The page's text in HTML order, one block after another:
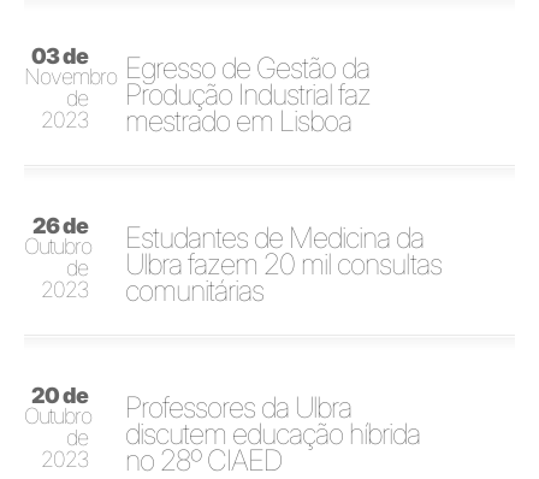
03 de
Novembro
de
2023
Egresso de Gestão da
Produção Industrial faz
mestrado em Lisboa
26 de
Outubro
de
2023
Estudantes de Medicina da
Ulbra fazem 20 mil consultas
comunitárias
20 de
Outubro
de
2023
Professores da Ulbra
discutem educação híbrida
no 28º CIAED